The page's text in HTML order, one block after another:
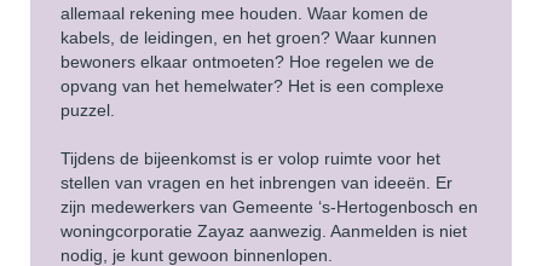
allemaal rekening mee houden. Waar komen de
kabels, de leidingen, en het groen? Waar kunnen
bewoners elkaar ontmoeten? Hoe regelen we de
opvang van het hemelwater? Het is een complexe
puzzel.
Tijdens de bijeenkomst is er volop ruimte voor het
stellen van vragen en het inbrengen van ideeën. Er
zijn medewerkers van Gemeente ‘s-Hertogenbosch en
woningcorporatie Zayaz aanwezig. Aanmelden is niet
nodig, je kunt gewoon binnenlopen.